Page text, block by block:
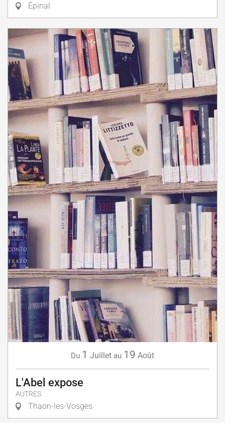
Épinal
Du 1 Juillet au 19 Août
L'Abel expose
AUTRES
Thaon-les-Vosges